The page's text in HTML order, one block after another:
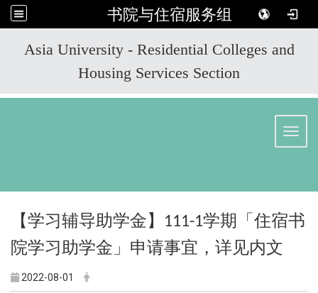
书院与住宿服务组
Asia University - Residential Colleges and
Housing Services Section
【学习辅导助学金】 111-1学期「住宿书
院学习助学金」申请事宜，详见内文
2022-08-01